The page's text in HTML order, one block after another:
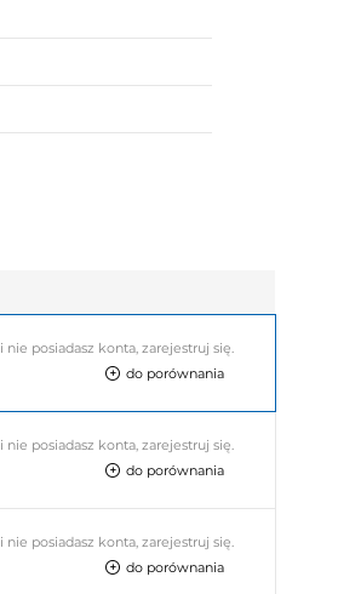
posiadasz konta, zarejestruj się.
do porównania
posiadasz konta, zarejestruj się.
do porównania
posiadasz konta, zarejestruj się.
do porównania